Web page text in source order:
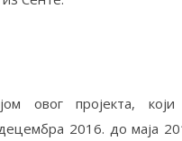
овог пројекта, који
2016. до маја